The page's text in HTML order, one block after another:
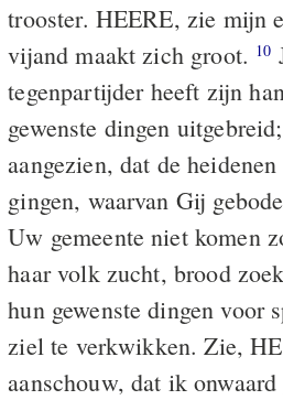
trooster. HEERE, zie mijn
vijand maakt zich groot. 10
tegenpartijder heeft zijn
gewenste dingen
aangezien, dat de
gingen, waarvan Gij
Uw gemeente niet komen
haar volk zucht, brood
hun gewenste dingen voor
ziel te verkwikken. Zie,
aanschouw, dat ik onwaard